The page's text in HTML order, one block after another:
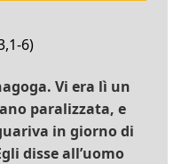
6)
Vi era lì un
paralizzata, e
in giorno di
disse all’uomo